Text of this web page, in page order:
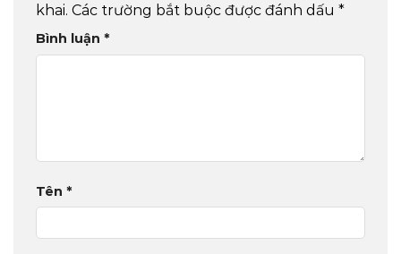
khai. Các trường bắt buộc được đánh dấu *
Bình luận *
Tên *